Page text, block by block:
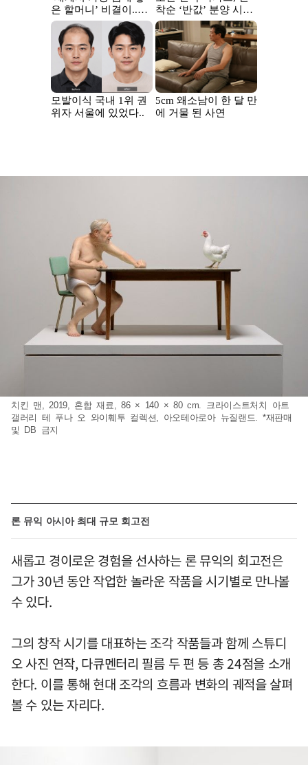
치킨 맨, 2019, 혼합 재료, 86 × 140 × 80 cm. 크라이스트처치 아트
갤러리 테 푸나 오 와이훼투 컬렉션, 아오테아로아 뉴질랜드. *재판매
및 DB 금지
론 뮤익 아시아 최대 규모 회고전
새롭고 경이로운 경험을 선사하는 론 뮤익의 회고전은
그가 30년 동안 작업한 놀라운 작품을 시기별로 만나볼
수 있다.
그의 창작 시기를 대표하는 조각 작품들과 함께 스튜디
오 사진 연작, 다큐멘터리 필름 두 편 등 총 24점을 소개
한다. 이를 통해 현대 조각의 흐름과 변화의 궤적을 살펴
볼 수 있는 자리다.